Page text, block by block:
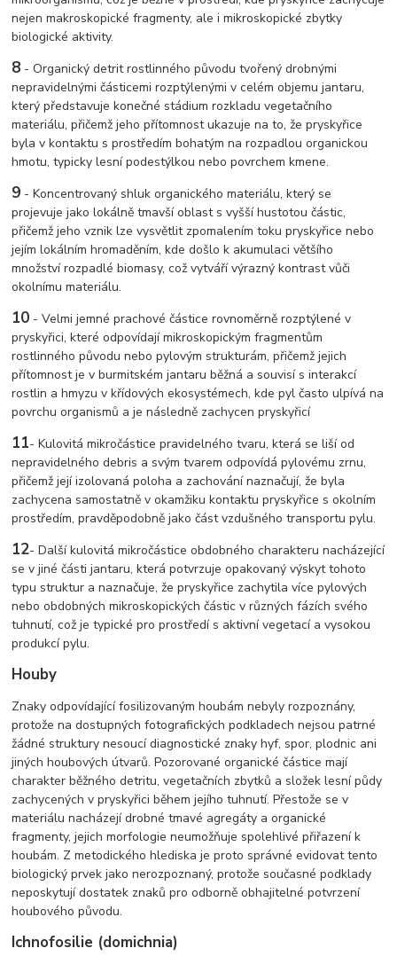
nejen makroskopické fragmenty, ale i mikroskopické zbytky
biologické aktivity.
8 -Organický detrit rostlinného původu tvořený drobnými
nepravidelnými částicemi rozptýlenými v celém objemu jantaru,
který představuje konečné stádium rozkladu vegetačního
materiálu, přičemž jeho přítomnost ukazuje na to, že pryskyřice
byla v kontaktu s prostředím bohatým na rozpadlou organickou
hmotu, typicky lesní podestýlkou nebo povrchem kmene.
9 -Koncentrovaný shluk organického materiálu, který se
projevuje jako lokálně tmavší oblast s vyšší hustotou částic,
přičemž jeho vznik lze vysvětlit zpomalením toku pryskyřice nebo
jejím lokálním hromaděním, kde došlo k akumulaci většího
množství rozpadlé biomasy, což vytváří výrazný kontrast vůči
okolnímu materiálu.
10 -Velmi jemné prachové částice rovnoměrně rozptýlené v
pryskyřici, které odpovídají mikroskopickým fragmentům
rostlinného původu nebo pylovým strukturám, přičemž jejich
přítomnost je v burmitském jantaru běžná a souvisí s interakcí
rostlin a hmyzu v křídových ekosystémech, kde pyl často ulpívá na
povrchu organismů a je následně zachycen pryskyřicí
11-Kulovitá mikročástice pravidelného tvaru, která se liší od
nepravidelného debris a svým tvarem odpovídá pylovému zrnu,
přičemž její izolovaná poloha a zachování naznačují, že byla
zachycena samostatně v okamžiku kontaktu pryskyřice s okolním
prostředím, pravděpodobně jako část vzdušného transportu pylu.
12-Další kulovitá mikročástice obdobného charakteru nacházející
se v jiné části jantaru, která potvrzuje opakovaný výskyt tohoto
typu struktur a naznačuje, že pryskyřice zachytila více pylových
nebo obdobných mikroskopických částic v různých fázích svého
tuhnutí, což je typické pro prostředí s aktivní vegetací a vysokou
produkcí pylu.
Houby
Znaky odpovídající fosilizovaným houbám nebyly rozpoznány,
protože na dostupných fotografických podkladech nejsou patrné
žádné struktury nesoucí diagnostické znaky hyf, spor, plodnic ani
jiných houbových útvarů. Pozorované organické částice mají
charakter běžného detritu, vegetačních zbytků a složek lesní půdy
zachycených v pryskyřici během jejího tuhnutí. Přestože se v
materiálu nacházejí drobné tmavé agregáty a organické
fragmenty, jejich morfologie neumožňuje spolehlivé přiřazení k
houbám. Z metodického hlediska je proto správné evidovat tento
biologický prvek jako nerozpoznaný, protože současné podklady
neposkytují dostatek znaků pro odborně obhajitelné potvrzení
houbového původu.
Ichnofosilie (domichnia)